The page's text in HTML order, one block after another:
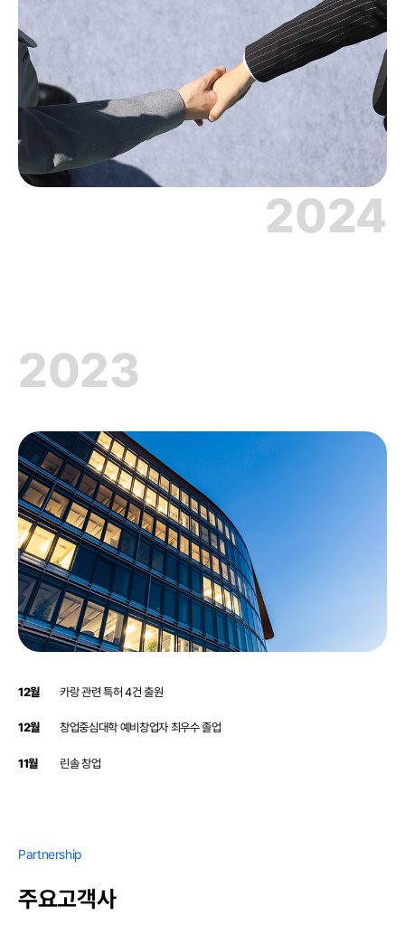
2024
2023
12월 카랑 관련 특허 4건 출원
12월 창업중심대학 예비창업자 최우수 졸업
11월 린솔 창업
Partnership
주요고객사